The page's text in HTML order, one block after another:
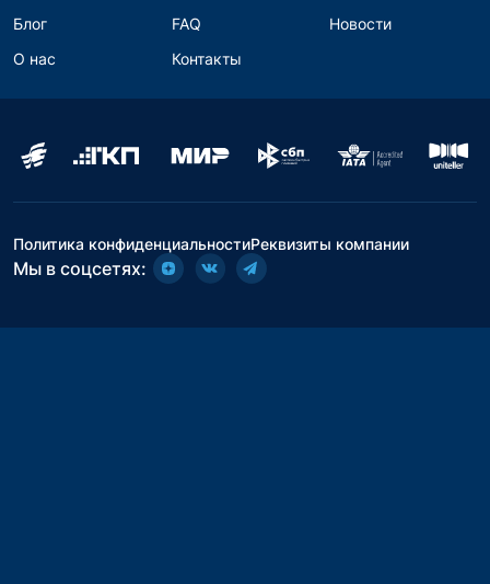
Блог FAQ
Новости
О нас
Контакты
Политика конфиденциальностиРеквизиты компании
Мы в соцсетях: